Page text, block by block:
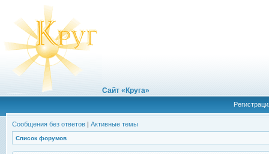
Сайт «Круга»
Сообщения без ответов | Активные темы
Список форумов